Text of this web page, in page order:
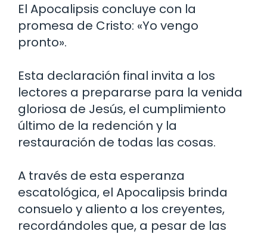
El Apocalipsis concluye con la
promesa de Cristo: «Yo vengo
pronto».
Esta declaración final invita a los
lectores a prepararse para la venida
gloriosa de Jesús, el cumplimiento
último de la redención y la
restauración de todas las cosas.
A través de esta esperanza
escatológica, el Apocalipsis brinda
consuelo y aliento a los creyentes,
recordándoles que, a pesar de las